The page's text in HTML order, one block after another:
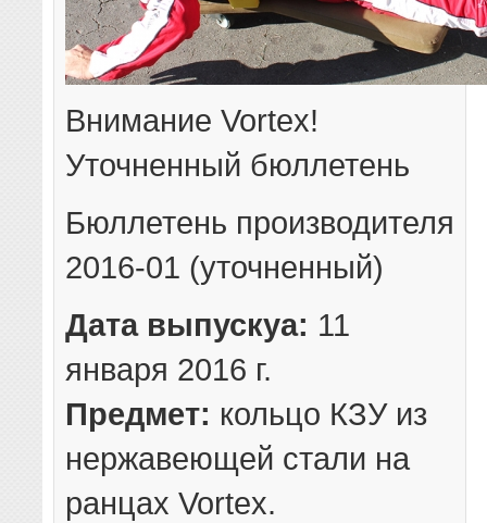
Внимание Vortex!
Уточненный бюллетень
Бюллетень производителя
2016-01 (уточненный)
Дата выпускyа: 11
января 2016 г.
Предмет: кольцо КЗУ из
нержавеющей стали на
ранцах Vortex.